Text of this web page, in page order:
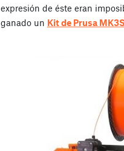
expresión de éste eran
ganado un Kit de Prusa